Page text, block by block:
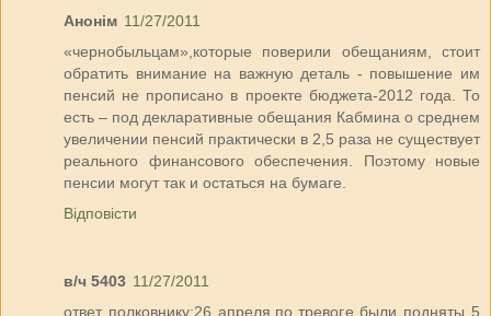
Анонім 11/27/2011
«чернобыльцам»,которые поверили обещаниям, стоит
обратить внимание на важную деталь - повышение им
пенсий не прописано в проекте бюджета-2012 года. То
есть – под декларативные обещания Кабмина о среднем
увеличении пенсий практически в 2,5 раза не существует
реального финансового обеспечения. Поэтому новые
пенсии могут так и остаться на бумаге.
Відповісти
в/ч 5403 11/27/2011
ответ полковнику:26 апреля,по тревоге были подняты 5